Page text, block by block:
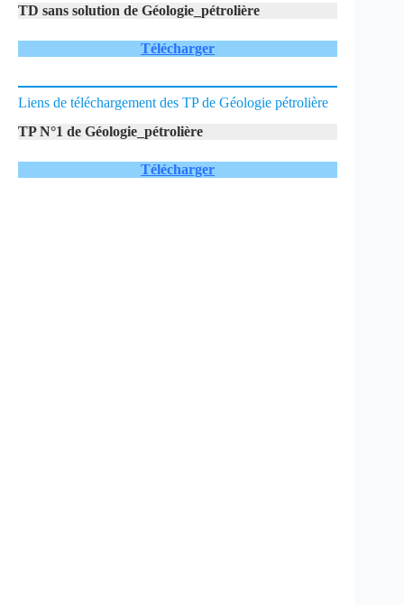
TD sans solution de Géologie_pétrolière
Télécharger
Liens de téléchargement des TP de Géologie pétrolière
TP N°1 de Géologie_pétrolière
Télécharger